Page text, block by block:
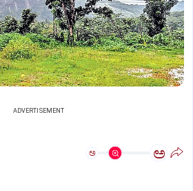
ADVERTISEMENT
ಅ ಅ